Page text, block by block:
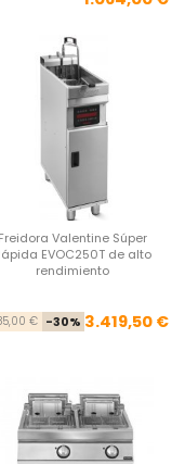
Freidora Valentine Súper
EVOC250T de alto
rendimiento
€ -30% 3.419,50 €